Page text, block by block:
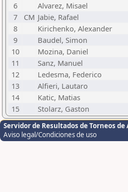
6
Alvarez, Misael
7
CM Jabie, Rafael
8
Kirichenko, Alexander
9
Baudel, Simon
10
Mozina, Daniel
11
Sanz, Manuel
12
Ledesma, Federico
13
Alfieri, Lautaro
14
Katic, Matias
15
Stolarz, Gaston
Servidor de Resultados de Torneos de
Aviso legal/Condiciones de uso